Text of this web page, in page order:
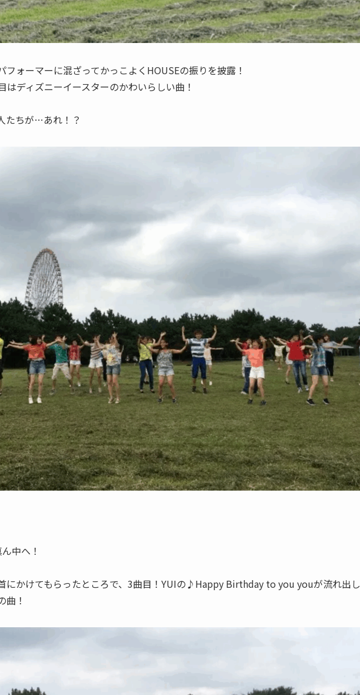
ォーマーに混ざってかっこよくHOUSEの振りを披露！
はディズニーイースターのかわいらしい曲！
たちが…あれ！？
中へ！
にかけてもらったところで、3曲目！YUIの♪Happy Birthday to you youが流れ出し
曲！